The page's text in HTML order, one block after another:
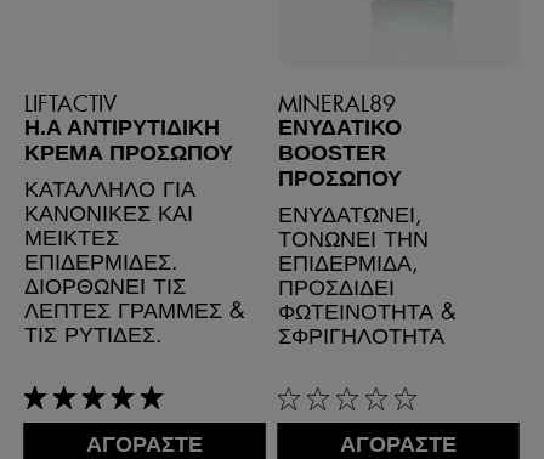
LIFTACTIV
H.A ΑΝΤΙΡΥΤΙΔΙΚΉ
ΚΡΈΜΑ ΠΡΟΣΏΠΟΥ
ΚΑΤΑΛΛΗΛΟ ΓΙΑ
ΚΑΝΟΝΙΚΕΣ ΚΑΙ
ΜΕΙΚΤΕΣ
ΕΠΙΔΕΡΜΙΔΕΣ.
ΔΙΟΡΘΩΝΕΙ ΤΙΣ
ΛΕΠΤΕΣ ΓΡΑΜΜΕΣ &
ΤΙΣ ΡΥΤΙΔΕΣ.
5/5
ΑΓΟΡΑΣΤΕ
MINERAL89
ΕΝΥΔΑΤΙΚΌ
BOOSTER
ΠΡΟΣΏΠΟΥ
ΕΝΥΔΑΤΩΝΕΙ,
ΤΟΝΩΝΕΙ ΤΗΝ
ΕΠΙΔΕΡΜΙΔΑ,
ΠΡΟΣΔΙΔΕΙ
ΦΩΤΕΙΝΟΤΗΤΑ &
ΣΦΡΙΓΗΛΟΤΗΤΑ
0/5
ΑΓΟΡΑΣΤΕ